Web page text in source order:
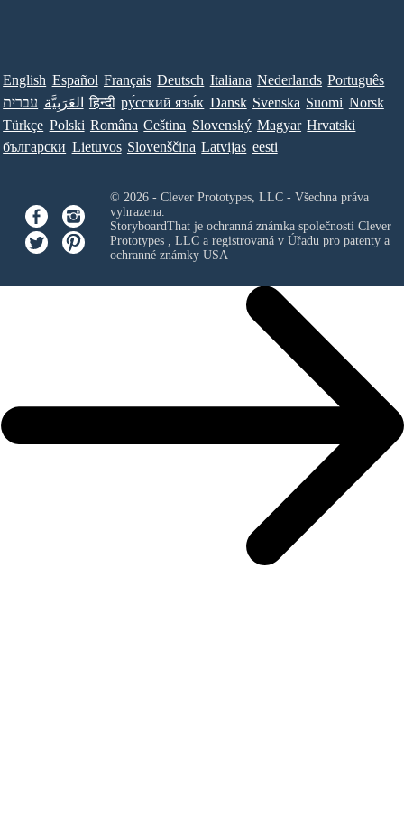
English Español Français Deutsch Italiana Nederlands Português
עברית العَرَبِيَّة हिन्दी ру́сский язы́к Dansk Svenska Suomi Norsk
Türkçe Polski Româna Ceština Slovenský Magyar Hrvatski
български Lietuvos Slovenščina Latvijas eesti
© 2026 - Clever Prototypes, LLC - Všechna práva
vyhrazena.
StoryboardThat je ochranná známka společnosti Clever
Prototypes , LLCa registrovaná v Úřadu pro patenty a
ochranné známky USA